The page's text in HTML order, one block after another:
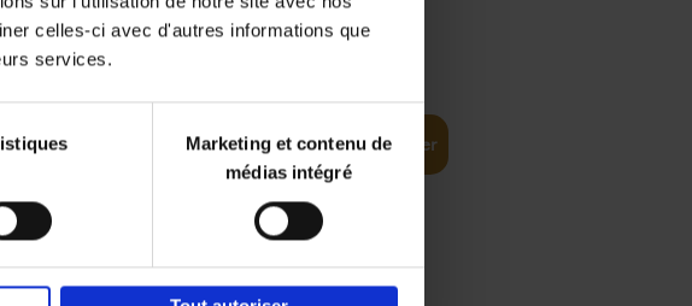
celles-ci avec d'autres informations que
services.
Marketing et contenu de
médias intégré
Business
Ajouter au panier